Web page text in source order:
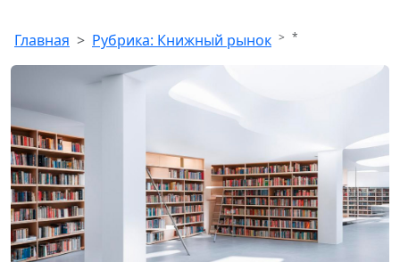
Главная Рубрика: Книжный рынок *